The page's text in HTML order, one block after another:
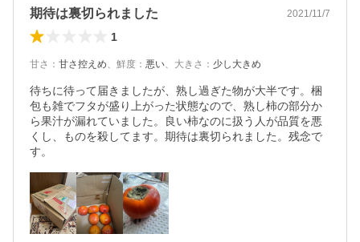
期待は裏切られました 2021/11/7
1
甘さ ： 甘さ控えめ、 鮮度 ： 悪い、 大きさ ： 少し大きめ
待ちに待って届きましたが、熟し過ぎた物が大半です。梱
包も雑でフタが盛り上がった状態なので、熟し柿の部分か
ら果汁が漏れていました。良い柿なのに扱う人が品質を悪
くし、ものを殺してます。期待は裏切られました。残念で
す。